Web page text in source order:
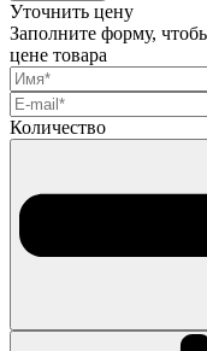
Уточнить цену
Заполните форму,
цене товара
Количество